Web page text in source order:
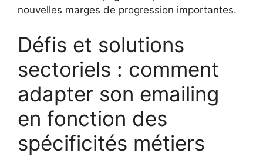
nouvelles marges de progression importantes.
Défis et solutions
sectoriels : comment
adapter son emailing
en fonction des
spécificités métiers